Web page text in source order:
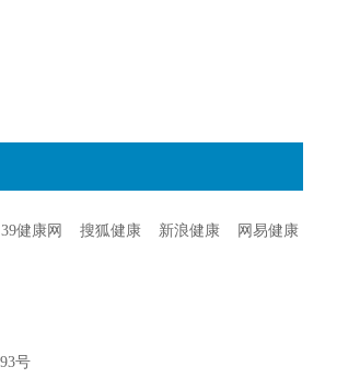
39健康网 搜狐健康 新浪健康
网易健康
号